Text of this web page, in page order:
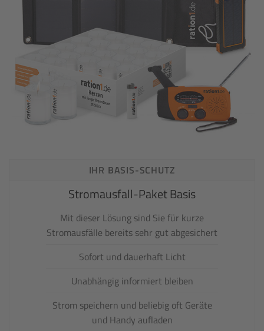
IHR BASIS-SCHUTZ
Stromausfall-Paket Basis
Mit dieser Lösung sind Sie für kurze
Stromausfälle bereits sehr gut abgesichert
Sofort und dauerhaft Licht
Unabhängig informiert bleiben
Strom speichern und beliebig oft Geräte
und Handy aufladen